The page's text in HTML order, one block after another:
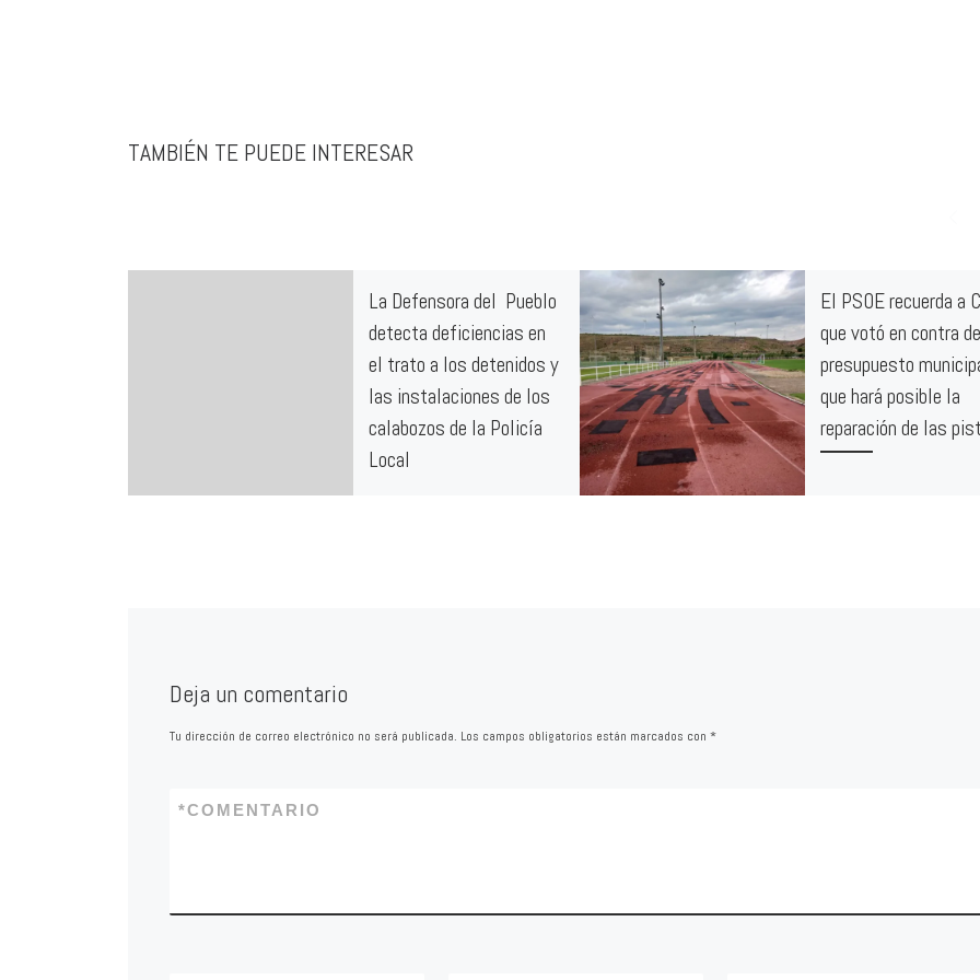
TAMBIÉN TE PUEDE INTERESAR
La Defensora del Pueblo
detecta deficiencias en
el trato a los detenidos y
las instalaciones de los
calabozos de la Policía
Local
El PSOE recuerda a
que votó en contra
presupuesto
que hará posible la
reparación de las
Deja un comentario
Tu dirección de correo electrónico no será publicada. Los campos obligatorios están marcados con *
COMENTARIO
*